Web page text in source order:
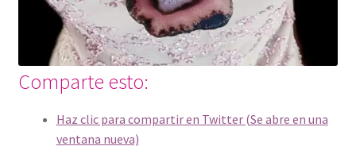
Comparte esto:
Haz clic para compartir en Twitter (Se abre en una
ventana nueva)